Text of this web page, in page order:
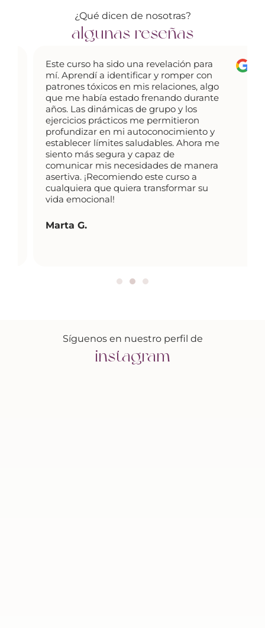
¿Qué dicen de nosotras?
algunas reseñas
Este curso ha sido una revelación para
mí. Aprendí a identificar y romper con
patrones tóxicos en mis relaciones, algo
que me había estado frenando durante
años. Las dinámicas de grupo y los
ejercicios prácticos me permitieron
profundizar en mi autoconocimiento y
establecer límites saludables. Ahora me
siento más segura y capaz de
comunicar mis necesidades de manera
asertiva. ¡Recomiendo este curso a
cualquiera que quiera transformar su
vida emocional!
Marta G.
Síguenos en nuestro perfil de
instagram